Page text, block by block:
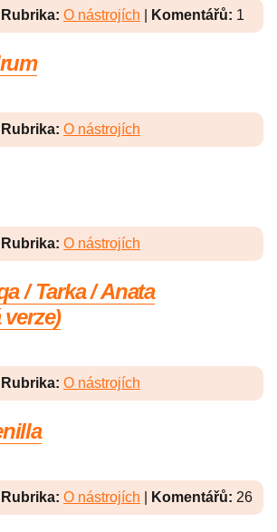
Rubrika: O nástrojích Komentářů: 1
Rubrika: O nástrojích
Rubrika: O nástrojích
/ Tarka / Anata
Rubrika: O nástrojích
Rubrika: O nástrojích Komentářů: 26